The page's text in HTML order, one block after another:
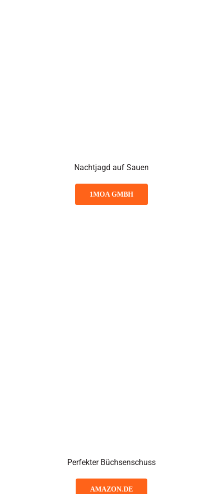
Nachtjagd auf Sauen
1MOA GMBH
Perfekter Büchsenschuss
AMAZON.DE